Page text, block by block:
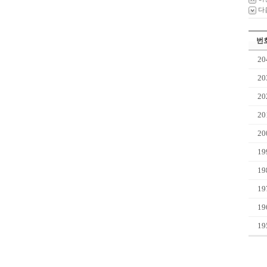
다
번